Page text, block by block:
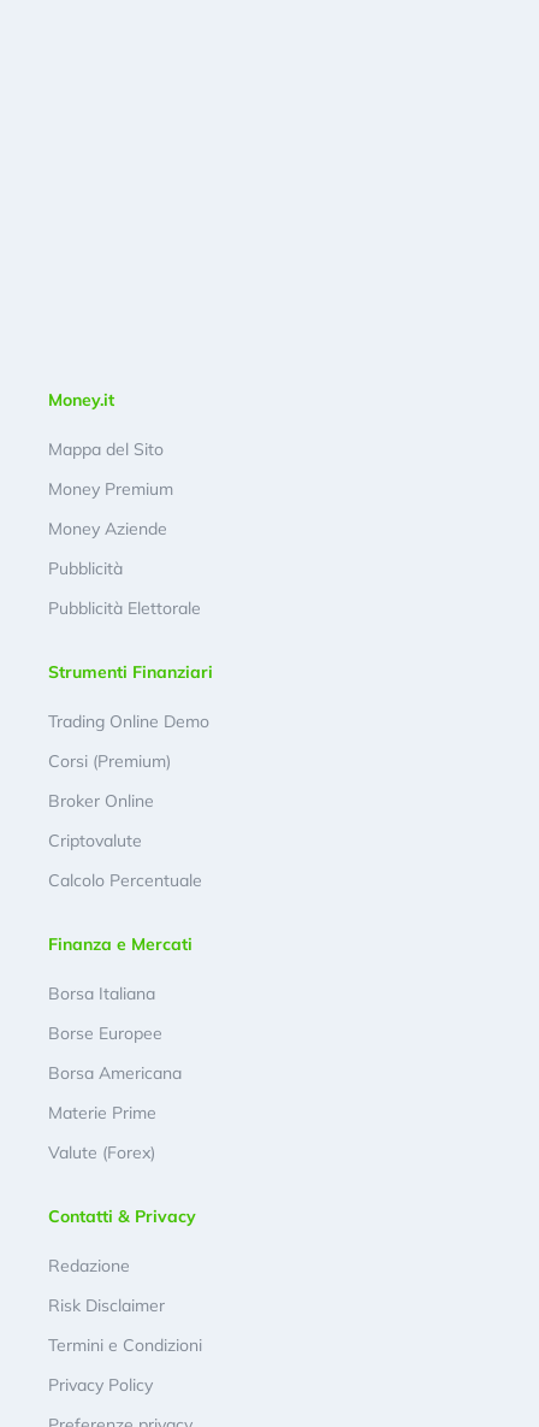
Money.it
Mappa del Sito
Money Premium
Money Aziende
Pubblicità
Pubblicità Elettorale
Strumenti Finanziari
Trading Online Demo
Corsi (Premium)
Broker Online
Criptovalute
Calcolo Percentuale
Finanza e Mercati
Borsa Italiana
Borse Europee
Borsa Americana
Materie Prime
Valute (Forex)
Contatti & Privacy
Redazione
Risk Disclaimer
Termini e Condizioni
Privacy Policy